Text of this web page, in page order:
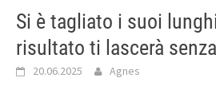
Si è tagliato i suoi
risultato ti lascerà
20.06.2025 Agnes